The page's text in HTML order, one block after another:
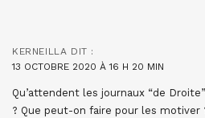
KERNEILLA DIT :
13 OCTOBRE 2020 À 16 H 20 MIN
Qu’attendent les journaux “de
? Que peut-on faire pour les motiver